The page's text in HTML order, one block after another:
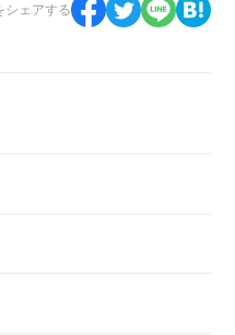
シェアする